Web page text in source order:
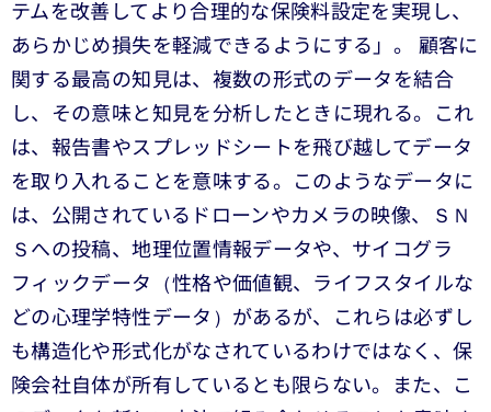
テムを改善してより合理的な保険料設定を実現し、
あらかじめ損失を軽減できるようにする」。 顧客に
関する最高の知見は、複数の形式のデータを結合
し、その意味と知見を分析したときに現れる。これ
は、報告書やスプレッドシートを飛び越してデータ
を取り入れることを意味する。このようなデータに
は、公開されているドローンやカメラの映像、ＳＮ
Ｓへの投稿、地理位置情報データや、サイコグラ
フィックデータ（性格や価値観、ライフスタイルな
どの心理学特性データ）があるが、これらは必ずし
も構造化や形式化がなされているわけではなく、保
険会社自体が所有しているとも限らない。また、こ